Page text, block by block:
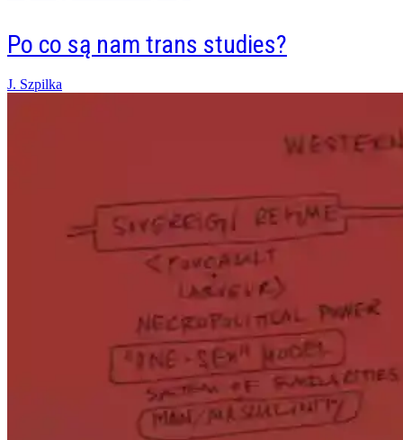
Po co są nam trans studies?
Posted
J. Szpilka